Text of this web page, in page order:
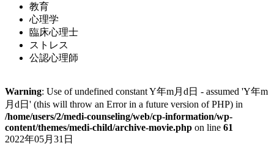
教育
心理学
臨床心理士
ストレス
公認心理師
Warning: Use of undefined constant Y年m月d日 - assumed 'Y年m
月d日' (this will throw an Error in a future version of PHP) in
/home/users/2/medi-counseling/web/cp-information/wp-
content/themes/medi-child/archive-movie.php on line 61
2022年05月31日